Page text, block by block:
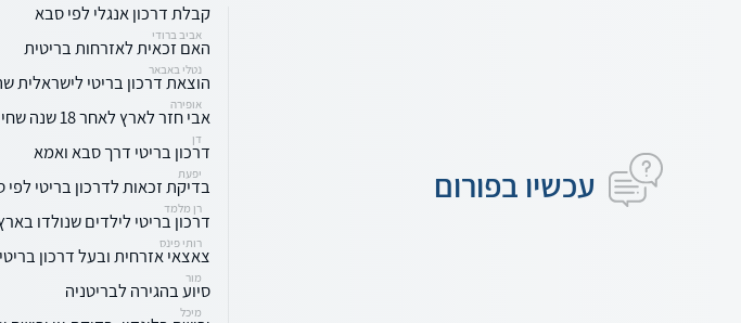
עכשיו בפורום
קבלת דרכון אנגלי לפי סבא
אביב ברודי
האם זכאית לאזרחות בריטית
נטלי באבאר
הוצאת דרכון בריטי לישראלית
אופירה
אבי חזר לארץ לאחר 18 שנה שחי בבריטניה
דן
דרכון בריטי דרך סבא ואמא
יפעת
בדיקת זכאות לדרכון בריטי
רן מלמד
דרכון בריטי לילדים שנולדו
רותי פינס
צאצאי אזרחית ובעל דרכון
מור
סיוע בהגירה לבריטניה
מיכל